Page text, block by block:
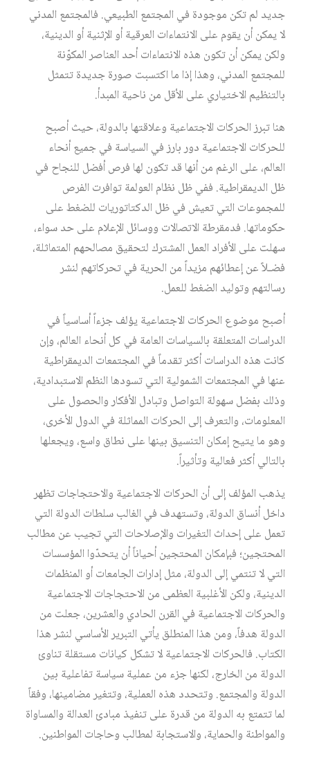
جديد لم تكن موجودة في المجتمع الطبيعي. فالمجتمع المدني
لا يمكن أن يقوم على الانتماءات العرقية أو الإثنية أو الدينية،
ولكن يمكن أن تكون هذه الانتماءات أحد العناصر المكوّنة
للمجتمع المدني، وهذا إذا ما اكتسبت صورة جديدة تتمثل
بالتنظيم الاختياري على الأقل من ناحية المبدأ.
هنا تبرز الحركات الاجتماعية وعلاقتها بالدولة، حيث أصبح
للحركات الاجتماعية دور بارز في السياسة في جميع أنحاء
العالم، على الرغم من أنها قد تكون لها فرص أفضل للنجاح في
ظل الديمقراطية. ففي ظل نظام العولمة توافرت الفرص
للمجموعات التي تعيش في ظل الدكتاتوريات للضغط على
حكوماتها. فدمقرطة الاتصالات ووسائل الإعلام على حد سواء،
سهلت على الأفراد العمل المشترك لتحقيق مصالحهم المتماثلة،
فضـلاً عن إعطائهم مزيداً من الحرية في تحركاتهم لنشر
رسالتهم وتوليد الضغط للعمل.
أصبح موضوع الحركات الاجتماعية يؤلف جزءاً أساسياً في
الدراسات المتعلقة بالسياسات العامة في كل أنحاء العالم، وإن
كانت هذه الدراسات أكثر تقدماً في المجتمعات الديمقراطية
عنها في المجتمعات الشمولية التي تسودها النظم الاستبدادية،
وذلك بفضل سهولة التواصل وتبادل الأفكار والحصول على
المعلومات، والتعرف إلى الحركات المماثلة في الدول الأخرى،
وهو ما يتيح إمكان التنسيق بينها على نطاق واسع، ويجعلها
بالتالي أكثر فعالية وتأثيراً.
يذهب المؤلف إلى أن الحركات الاجتماعية والاحتجاجات تظهر
داخل أنساق الدولة، وتستهدف في الغالب سلطات الدولة التي
تعمل على إحداث التغيرات والإصلاحات التي تجيب عن مطالب
المحتجين؛ فبإمكان المحتجين أحياناً أن يتحدّوا المؤسسات
التي لا تنتمي إلى الدولة، مثل إدارات الجامعات أو المنظمات
الدينية، ولكن الأغلبية العظمى من الاحتجاجات الاجتماعية
والحركات الاجتماعية في القرن الحادي والعشرين، جعلت من
الدولة هدفاً، ومن هذا المنطلق يأتي التبرير الأساسي لنشر هذا
الكتاب. فالحركات الاجتماعية لا تشكل كيانات مستقلة تناوئ
الدولة من الخارج، لكنها جزء من عملية سياسة تفاعلية بين
الدولة والمجتمع. وتتحدد هذه العملية، وتتغير مضامينها، وفقاً
لما تتمتع به الدولة من قدرة على تنفيذ مبادئ العدالة والمساواة
والمواطنة والحماية، والاستجابة لمطالب وحاجات المواطنين.